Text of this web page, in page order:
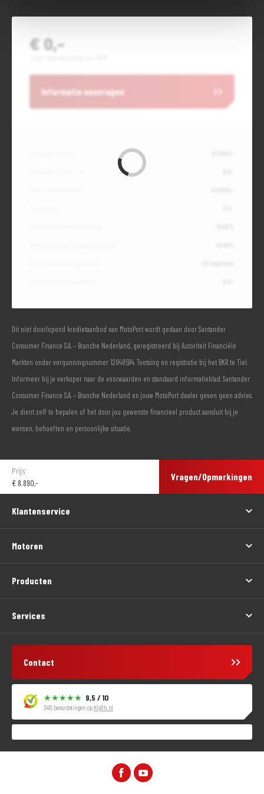
€ 0,-
Informatie aanvragen
Dit niet doorlopend kredietaanbod van MotoPort wordt gedaan door Santander
Consumer Finance S.A. – Branche Nederland, geregistreerd bij Autoriteit Financiële
Markten onder vergunningnummer 12048594. Toetsing en registratie bij het BKR te Tiel.
Informeer bij je verkoper naar de voorwaarden en standaard informatieblad. Santander
Consumer Finance S.A. – Branche Nederland en jouw MotoPort dealer geven geen advies.
Je dient zelf te bepalen of het door jou gewenste financieel product aansluit bij je
wensen, behoeften en persoonlijke situatie.
Prijs
€ 8.890,-
Vragen/Opmerkingen
Klantenservice
Motoren
Producten
Services
Contact
9,5 / 10
3415 beoordelingen op KiyOh.nl